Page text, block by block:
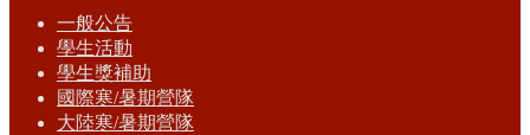
一般公告
學生活動
學生獎補助
國際寒/暑期營隊
大陸寒/暑期營隊